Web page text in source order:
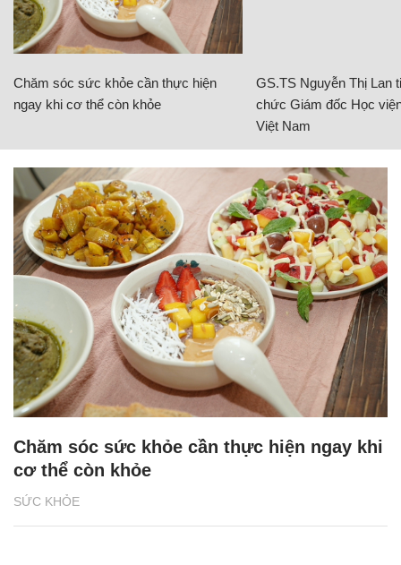
Chăm sóc sức khỏe cần thực hiện
ngay khi cơ thể còn khỏe
GS.TS Nguyễn Thị Lan
chức Giám đốc Học
Việt Nam
SỨC KHỎE
Chăm sóc sức khỏe cần thực hiện ngay khi
cơ thể còn khỏe